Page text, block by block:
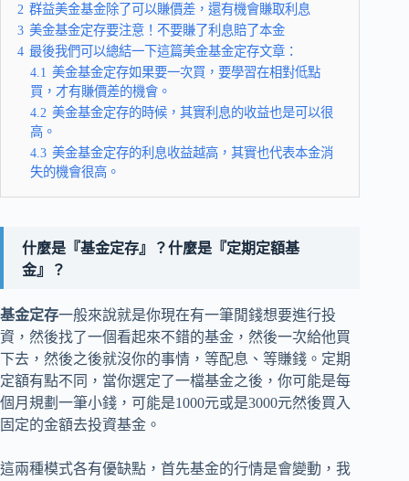
2 群益美金基金除了可以賺價差，還有機會賺取利息
3 美金基金定存要注意！不要賺了利息賠了本金
4 最後我們可以總結一下這篇美金基金定存文章：
4.1 美金基金定存如果要一次買，要學習在相對低點
買，才有賺價差的機會。
4.2 美金基金定存的時候，其實利息的收益也是可以很
高。
4.3 美金基金定存的利息收益越高，其實也代表本金消
失的機會很高。
什麼是『基金定存』？什麼是『定期定額基
金』？
基金定存一般來說就是你現在有一筆閒錢想要進行投
資，然後找了一個看起來不錯的基金，然後一次給他買
下去，然後之後就沒你的事情，等配息、等賺錢。定期
定額有點不同，當你選定了一檔基金之後，你可能是每
個月規劃一筆小錢，可能是1000元或是3000元然後買入
固定的金額去投資基金。
這兩種模式各有優缺點，首先基金的行情是會變動，我